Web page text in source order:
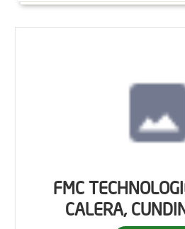
FMC
CALERA,